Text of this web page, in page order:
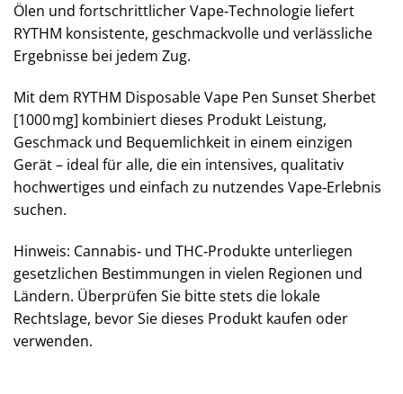
Ölen und fortschrittlicher Vape‑Technologie liefert
RYTHM konsistente, geschmackvolle und verlässliche
Ergebnisse bei jedem Zug.
Mit dem RYTHM Disposable Vape Pen Sunset Sherbet
[1000 mg] kombiniert dieses Produkt Leistung,
Geschmack und Bequemlichkeit in einem einzigen
Gerät – ideal für alle, die ein intensives, qualitativ
hochwertiges und einfach zu nutzendes Vape‑Erlebnis
suchen.
Hinweis: Cannabis‑ und THC‑Produkte unterliegen
gesetzlichen Bestimmungen in vielen Regionen und
Ländern. Überprüfen Sie bitte stets die lokale
Rechtslage, bevor Sie dieses Produkt kaufen oder
verwenden.